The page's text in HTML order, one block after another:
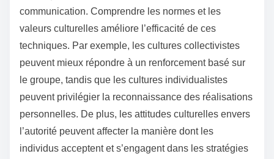
communication. Comprendre les normes et les
valeurs culturelles améliore l’efficacité de ces
techniques. Par exemple, les cultures collectivistes
peuvent mieux répondre à un renforcement basé sur
le groupe, tandis que les cultures individualistes
peuvent privilégier la reconnaissance des réalisations
personnelles. De plus, les attitudes culturelles envers
l’autorité peuvent affecter la manière dont les
individus acceptent et s’engagent dans les stratégies